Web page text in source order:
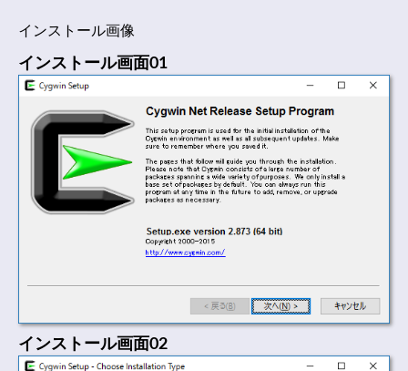
インストール画像
インストール画面01
インストール画面02